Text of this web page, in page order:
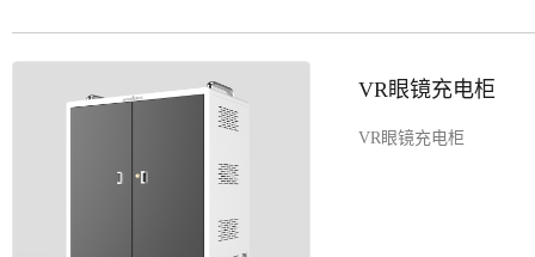
LED指示灯：智能识别
支持系统：Aandroid安
VR眼镜充电柜
VR眼镜充电柜